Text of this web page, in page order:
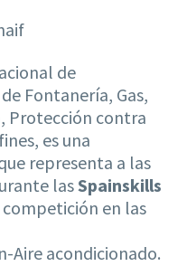
de
Fontanería, Gas,
Protección contra
es una
representa a las
lasSpainskills
en las
Aire acondicionado.